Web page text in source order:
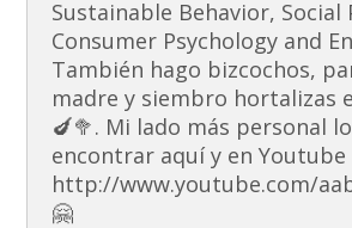
Sustainable Behavior, Social
Consumer Psychology and
También hago bizcochos,
madre y siembro hortalizas
🍆🥦. Mi lado más personal
encontrar aquí y en Youtube
http://www.youtube.com/
🤗